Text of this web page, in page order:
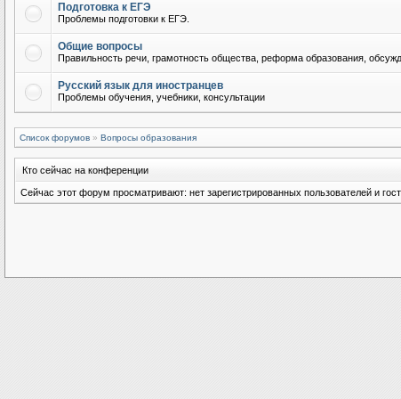
Подготовка к ЕГЭ
Проблемы подготовки к ЕГЭ.
Общие вопросы
Правильность речи, грамотность общества, реформа образования,
Русский язык для иностранцев
Проблемы обучения, учебники, консультации
Список форумов » Вопросы образования
Кто сейчас на конференции
Сейчас этот форум просматривают: нет зарегистрированных пользователей и